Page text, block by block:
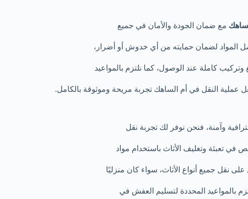
مع ضمان الجودة والأمان في جميع
المواد لضمان حمايته من أي خدوش أو أضرار،
كاملة عند الوصول، كما نلتزم بالمواعيد
عملية النقل في أم الساهك تجربة مريحة وموثوقة بالكامل.
وآمنة، فنحن نوفر لك تجربة نقل
في تعبئة وتغليف الأثاث باستخدام مواد
نقل جميع أنواع الأثاث، سواء كان منزليًا
بالمواعيد المحددة لتسليم العفش في